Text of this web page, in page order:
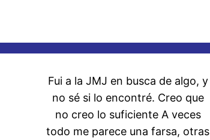
Fui a la JMJ en busca de algo, y
no sé si lo encontré. Creo que
no creo lo suficiente A veces
todo me parece una farsa, otras